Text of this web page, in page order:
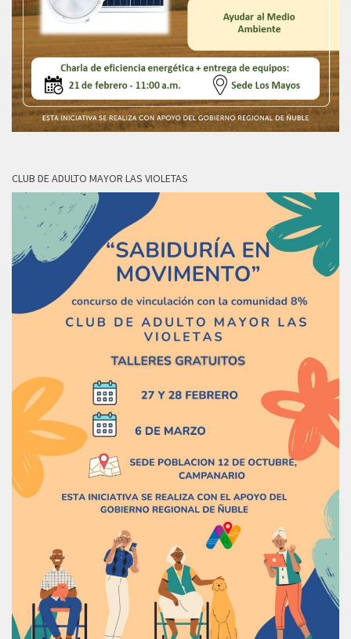
CLUB DE ADULTO MAYOR LAS VIOLETAS